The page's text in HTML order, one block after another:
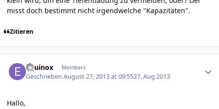
misst doch bestimmt nicht irgendwelche "Kapazitäten".
Zitieren
Equinox Members
GeschriebenAugust 27, 2013 at 09:5527. Aug 2013
Hallo,